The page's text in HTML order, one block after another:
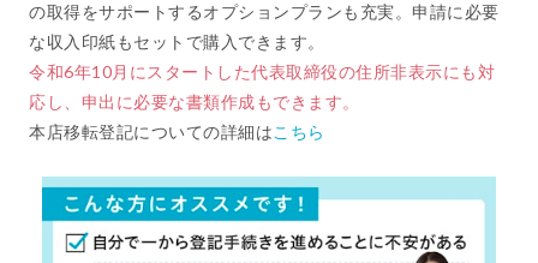
の取得をサポートするオプションプランも充実。申請に必要
な収入印紙もセットで購入できます。
令和6年10月にスタートした代表取締役の住所非表示にも対
応し、申出に必要な書類作成もできます。
本店移転登記についての詳細はこちら